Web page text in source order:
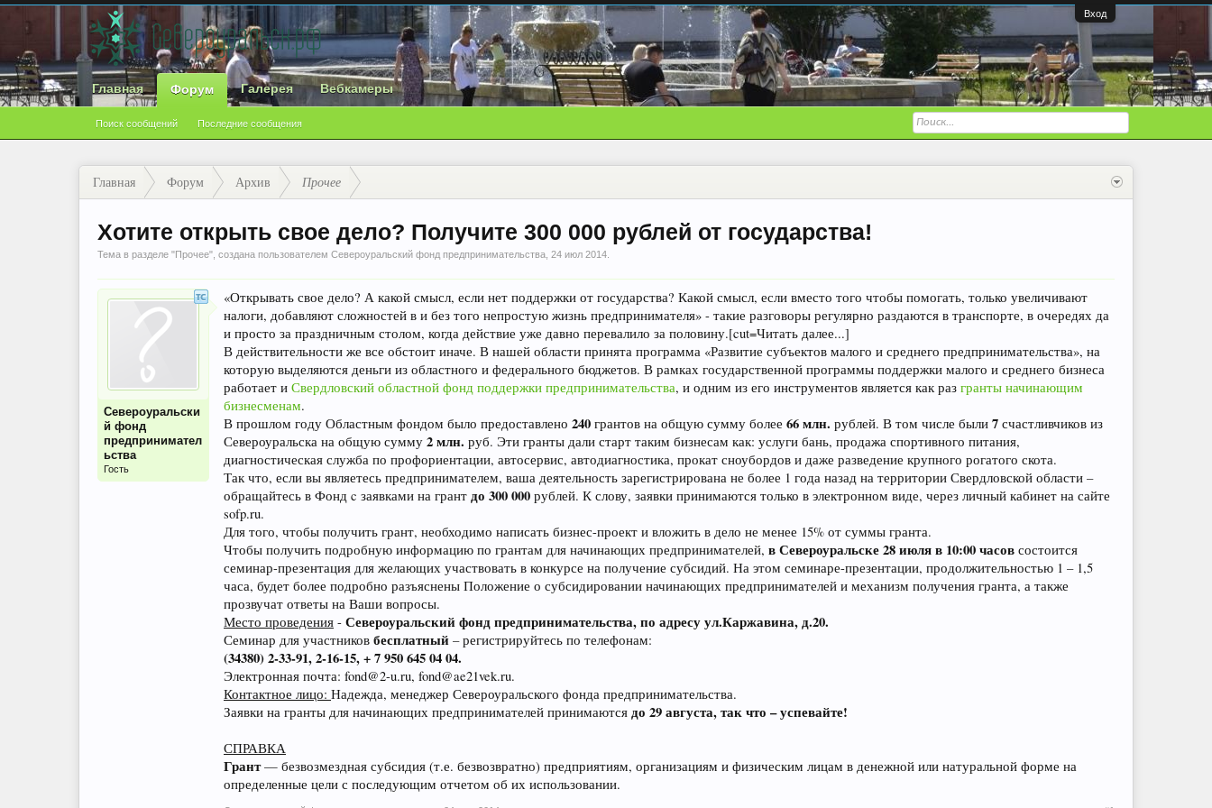
Вход
Главная Форум
Поиск сообщений Последние сообщения
Галерея Вебкамеры
Главная Форум Архив Прочее
Хотите открыть свое дело? Получите 300 000 рублей от государства!
Тема в разделе "Прочее", создана пользователем Североуральский фонд предпринимательства 24 июл 2014
Североуральски
й фонд
предпринимател
ьства
Гость
«Открывать свое дело? А какой смысл, если нет поддержки от государства? Какой смысл, если вместо того чтобы помогать, только увеличивают
налоги, добавляют сложностей в и без того непростую жизнь предпринимателя» - такие разговоры регулярно раздаются в транспорте, в очередях да
и просто за праздничным столом, когда действие уже давно перевалило за половину.[cut=Читать далее...]
В действительности же все обстоит иначе. В нашей области принята программа «Развитие субъектов малого и среднего предпринимательства», на
которую выделяются деньги из областного и федерального бюджетов. В рамках государственной программы поддержки малого и среднего бизнеса
работает и Свердловский областной фонд поддержки предпринимательства, и одним из его инструментов является как раз гранты начинающим
бизнесменам.
В прошлом году Областным фондом было предоставлено 240 грантов на общую сумму более 66 млн. рублей. В том числе были 7 счастливчиков из
Североуральска на общую сумму 2 млн. руб. Эти гранты дали старт таким бизнесам как: услуги бань, продажа спортивного питания,
диагностическая служба по профориентации, автосервис, автодиагностика, прокат сноубордов и даже разведение крупного рогатого скота.
Так что, если вы являетесь предпринимателем, ваша деятельность зарегистрирована не более 1 года назад на территории Свердловской области –
обращайтесь в Фонд c заявками на грант до 300 000 рублей. К слову, заявки принимаются только в электронном виде, через личный кабинет на сайте
sofp.ru.
Для того, чтобы получить грант, необходимо написать бизнес-проект и вложить в дело не менее 15% от суммы гранта.
Чтобы получить подробную информацию по грантам для начинающих предпринимателей, в Североуральске 28 июля в 10:00 часов состоится
семинар-презентация для желающих участвовать в конкурсе на получение субсидий. На этом семинаре-презентации, продолжительностью 1 – 1,5
часа, будет более подробно разъяснены Положение о субсидировании начинающих предпринимателей и механизм получения гранта, а также
прозвучат ответы на Ваши вопросы.
Место проведения - Североуральский фонд предпринимательства, по адресу ул.Каржавина, д.20.
Семинар для участников бесплатный – регистрируйтесь по телефонам:
(34380) 2-33-91, 2-16-15, + 7 950 645 04 04.
Электронная почта: fond@2-u.ru, fond@ae21vek.ru.
Контактное лицо: Надежда, менеджер Североуральского фонда предпринимательства.
Заявки на гранты для начинающих предпринимателей принимаются до 29 августа, так что – успевайте!
СПРАВКА
Грант— безвозмездная субсидия (т.е. безвозвратно) предприятиям, организациям и физическим лицам в денежной или натуральной форме на
определенные цели с последующим отчетом об их использовании.